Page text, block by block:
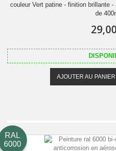
couleur Vert patine - finition brillante
de
AJOUTER AU PANIER
RAL
6000